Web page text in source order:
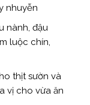
nhuyễn
nành, đậu
luộc chín,
thịt sườn và
vị cho vừa ăn